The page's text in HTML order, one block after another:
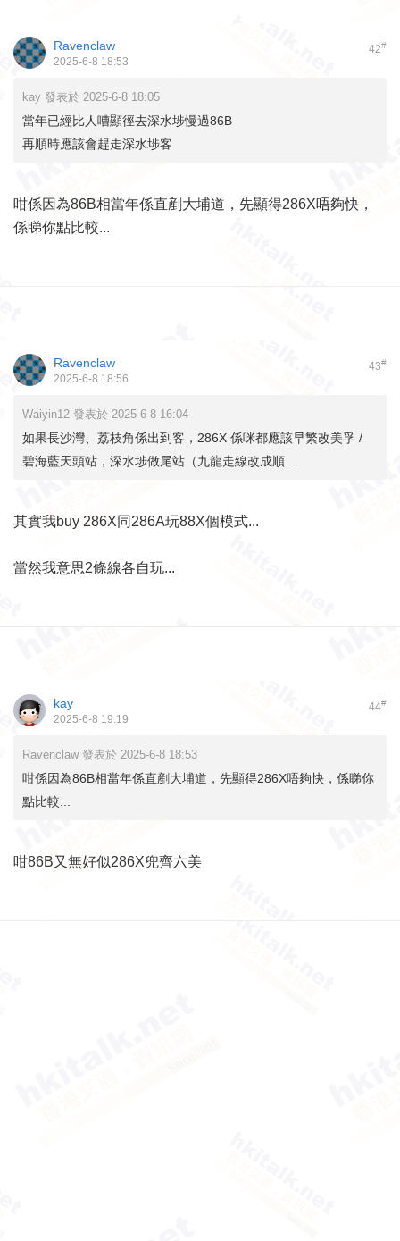
42#
Ravenclaw
2025-6-8 18:53
kay 發表於 2025-6-8 18:05
當年已經比人嘈顯徑去深水埗慢過86B
再順時應該會趕走深水埗客
咁係因為86B相當年係直剷大埔道，先顯得286X唔夠快，
係睇你點比較...
43#
Ravenclaw
2025-6-8 18:56
Waiyin12 發表於 2025-6-8 16:04
如果長沙灣、荔枝角係出到客，286X 係咪都應該早繁改美孚 /
碧海藍天頭站，深水埗做尾站（九龍走線改成順 ...
其實我buy 286X同286A玩88X個模式...
當然我意思2條線各自玩...
44#
kay
2025-6-8 19:19
Ravenclaw 發表於 2025-6-8 18:53
咁係因為86B相當年係直剷大埔道，先顯得286X唔夠快，係睇你
點比較...
咁86B又無好似286X兜齊六美